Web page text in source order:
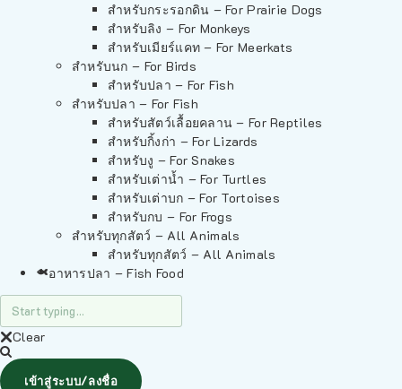
สำหรับกระรอกดิน – For Prairie Dogs
สำหรับลิง – For Monkeys
สำหรับเมียร์แคท – For Meerkats
สำหรับนก – For Birds
สำหรับปลา – For Fish
สำหรับปลา – For Fish
สำหรับสัตว์เลื้อยคลาน – For Reptiles
สำหรับกิ้งก่า – For Lizards
สำหรับงู – For Snakes
สำหรับเต่าน้ำ – For Turtles
สำหรับเต่าบก – For Tortoises
สำหรับกบ – For Frogs
สำหรับทุกสัตว์ – All Animals
สำหรับทุกสัตว์ – All Animals
อาหารปลา – Fish Food
Clear
เข้าสู่ระบบ/ลงชื่อ